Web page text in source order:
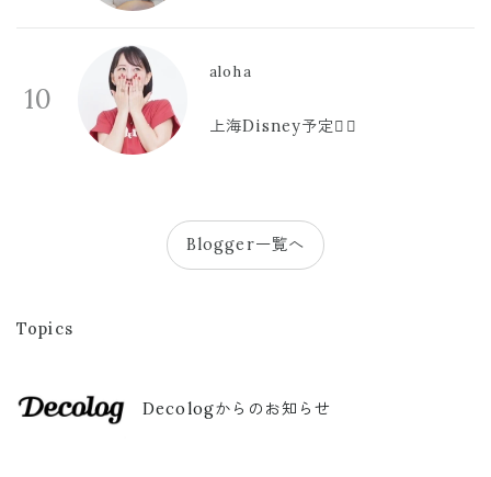
10
aloha
上海Disney予定🫪🩷
Blogger一覧へ
Topics
Decologからのお知らせ